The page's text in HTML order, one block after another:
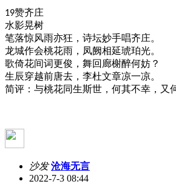
19赞齐庄
水影晃树
笔落惊风雨亦狂，诗坛妙手唱齐庄。
龙城作会桃花雨，凤阙相延琥珀光。
歌倚花间词更俊，舞回廊榭醉何妨？
生辰穿越前唐去，李杜文章凉一凉。
简评：与桃花同生斯世，何其不幸，又
沙发 沧海无言
2022-7-3 08:44